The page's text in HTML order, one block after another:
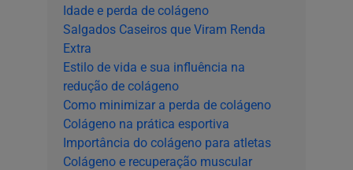
Idade e perda de colágeno
Salgados Caseiros que Viram Renda
Extra
Estilo de vida e sua influência na
redução de colágeno
Como minimizar a perda de colágeno
Colágeno na prática esportiva
Importância do colágeno para atletas
Colágeno e recuperação muscular